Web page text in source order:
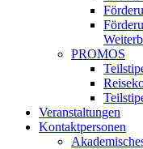
PROMOS
Veranstaltungen
Kontaktpersonen